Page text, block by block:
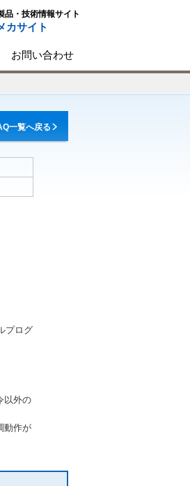
品・技術情報サイト
カサイト
お問い合わせ
一覧へ戻る
プログ
以外の
動作が